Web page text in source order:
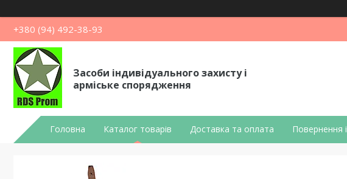
+380 (94) 492-38-93
Засоби індивідуального захисту і
арміське спорядження
Головна Каталог товарів Доставка та оплата Повернення